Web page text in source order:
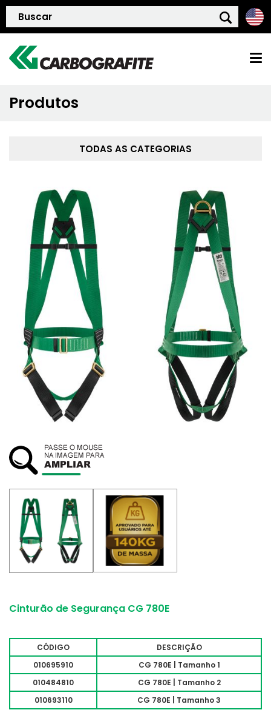
QUEM SOMOS
SUSTENTABILIDADE
ATENDIMENTO
Produtos
TODAS AS CATEGORIAS
Cinturão de Segurança CG 780E
CÓDIGO
DESCRIÇÃO
010695910
CG 780E | Tamanho 1
010484810
CG 780E | Tamanho 2
010693110
CG 780E | Tamanho 3